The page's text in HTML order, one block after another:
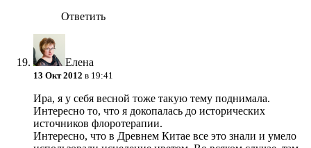
Ответить
Елена
13 Окт 2012 в 19:41
Ира, я у себя весной тоже такую тему поднимала.
Интересно то, что я докопалась до исторических
источников флоротерапии.
Интересно, что в Древнем Китае все это знали и умело